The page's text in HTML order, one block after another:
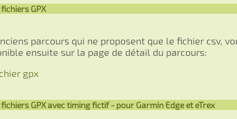
GPX
parcours qui ne proposent que le fichier csv,
ensuite sur la page de détail du parcours:
gpx
GPX avec timing fictif - pour Garmin Edge et eTrex